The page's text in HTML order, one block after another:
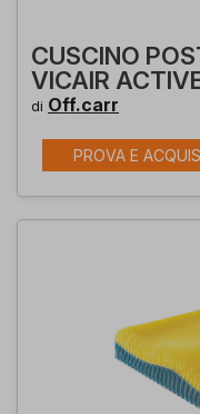
CUSCINO
VICAIR
di Off.carr
PROVA E